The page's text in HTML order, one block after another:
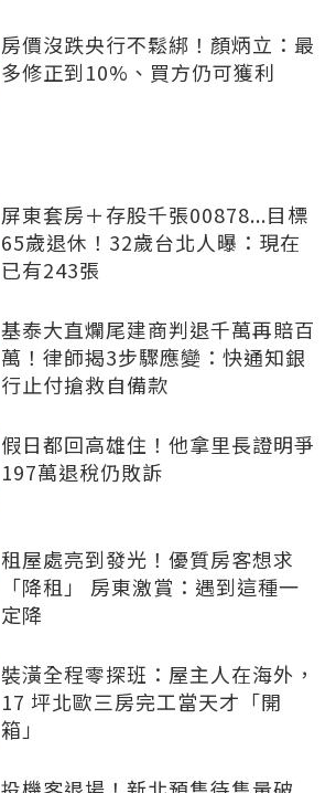
房價沒跌央行不鬆綁！顏炳立：最
多修正到10%、買方仍可獲利
屏東套房＋存股千張00878...目標
65歲退休！32歲台北人曝：現在
已有243張
基泰大直爛尾建商判退千萬再賠百
萬！律師揭3步驟應變：快通知銀
行止付搶救自備款
假日都回高雄住！他拿里長證明爭
197萬退稅仍敗訴
租屋處亮到發光！優質房客想求
「降租」 房東激賞：遇到這種一
定降
裝潢全程零探班：屋主人在海外，
17 坪北歐三房完工當天才「開
箱」